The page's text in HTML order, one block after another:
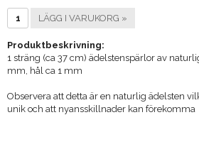
LÄGG I VARUKORG »
Produktbeskrivning:
1 sträng (ca 37 cm) ädelstenspärlor av
mm, hål ca 1 mm
Observera att detta är en naturlig ädelsten
unik och att nyansskillnader kan förekomma